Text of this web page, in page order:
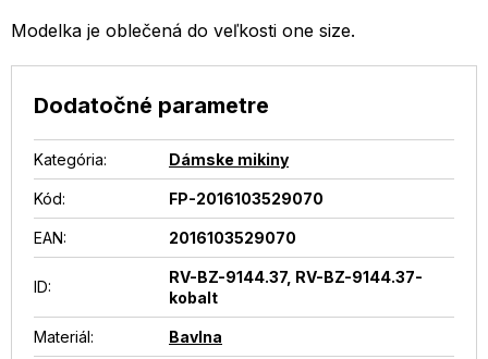
Modelka je oblečená do veľkosti one size.
Dodatočné parametre
Kategória: Dámske mikiny
Kód: FP-2016103529070
EAN: 2016103529070
ID:
RV-BZ-9144.37, RV-BZ-9144.37-
kobalt
Materiál: Bavlna